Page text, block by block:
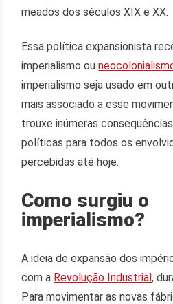
meados dos séculos XIX e XX.
Essa política expansionista
imperialismo ou
imperialismo seja usado em
mais associado a esse
trouxe inúmeras
políticas para todos os
percebidas até hoje.
Como surgiu o
imperialismo?
A ideia de expansão dos
com a Revolução Industrial,
Para movimentar as novas